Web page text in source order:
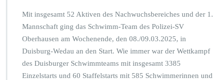
V
g
e
t
a
u
Mit insgesamt 52 Aktiven des Nachwuchsbereiches und der 1.
Mannschaft ging das Schwimm-Team des Polizei-SV
Oberhausen am Wochenende, den 08./09.03.2025, in
Duisburg-Wedau an den Start. Wie immer war der Wettkampf
des Duisburger Schwimmteams mit insgesamt 3385
Einzelstarts und 60 Staffelstarts mit 585 Schwimmerinnen und